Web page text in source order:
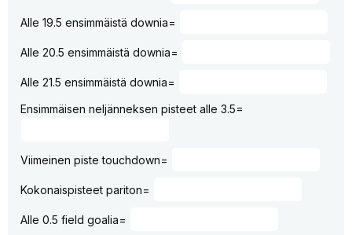
Alle 19.5 ensimmäistä downia=
Alle 20.5 ensimmäistä downia=
Alle 21.5 ensimmäistä downia=
Ensimmäisen neljänneksen pisteet alle 3.5=
Viimeinen piste touchdown=
Kokonaispisteet pariton=
Alle 0.5 field goalia=